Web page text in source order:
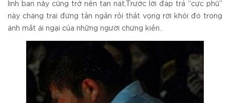
linh ban nãy cũng trở nên tan nát.Trước lời đáp trả “cực phũ”
này chàng trai đứng tần ngần rồi thất vọng rời khỏi đó trong
ánh mắt ái ngại của những người chứng kiến.